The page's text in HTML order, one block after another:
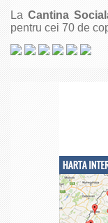
La Cantina
pentru cei 70 de